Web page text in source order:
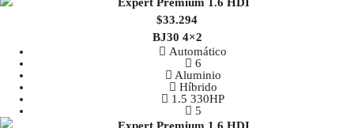
$33.294
BJ30 4×2
Automático
6
Aluminio
Híbrido
1.5 330HP
5